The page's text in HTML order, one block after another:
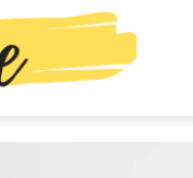
kop.ge